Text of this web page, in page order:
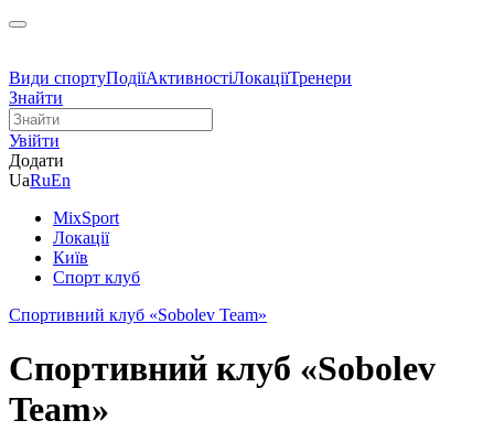
Види спортуПодіїАктивностіЛокаціїТренери
Знайти
Увійти
Додати
UaRuEn
MixSport
Локації
Київ
Спорт клуб
Спортивний клуб «Sobolev Team»
Спортивний клуб «Sobolev
Team»